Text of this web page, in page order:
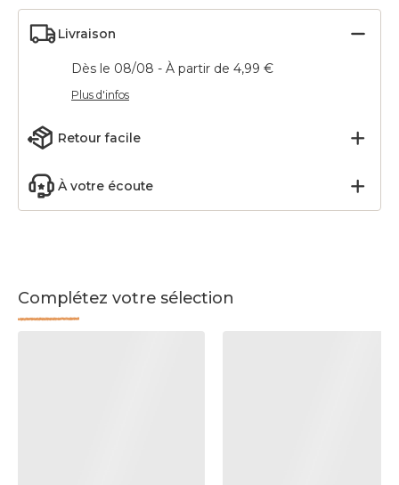
Livraison
Dès le 08/08 - À partir de 4,99 €
Plus d'infos
Retour facile
À votre écoute
Complétez votre sélection